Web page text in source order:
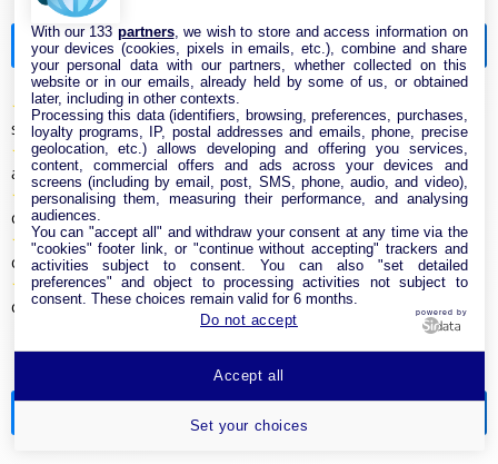
Articles les mieux notés
★ ★★★★Pourquoi ma livebox clignote-t-elle ? causes et
solutions expliquées (4/5 sur 3 votes)
★ ★★★★Internet par satellite partout dans le monde : quels
avantages et enjeux ? (4/5 sur 2 votes)
★ ★★★★Box 5g : quels sont les avantages et inconvénients à
connaître ? (4/5 sur 1 vote)
★ ★★★★Box 4g ou 5g : quelle solution choisir pour une
connexion rapide ? (4/5 sur 1 vote)
★ ★★★★Problème bbox tv : pourquoi l’image saute-t-elle et
comment y remédier ? (3.9/5 sur 21 votes)
Actualités
With our 133 partners, we wish to store and access information on
your devices (cookies, pixels in emails, etc.), combine and share
your personal data with our partners, whether collected on this
website or in our emails, already held by some of us, or obtained
later, including in other contexts.
Processing this data (identifiers, browsing, preferences, purchases,
loyalty programs, IP, postal addresses and emails, phone, precise
geolocation, etc.) allows developing and offering you services,
content, commercial offers and ads across your devices and
screens (including by email, post, SMS, phone, audio, and video),
personalising them, measuring their performance, and analysing
audiences.
You can "accept all" and withdraw your consent at any time via the
"cookies" footer link, or "continue without accepting" trackers and
activities subject to consent. You can also "set detailed
preferences" and object to processing activities not subject to
consent. These choices remain valid for 6 months.
Do not accept
powered by
Set your choices
Accept all